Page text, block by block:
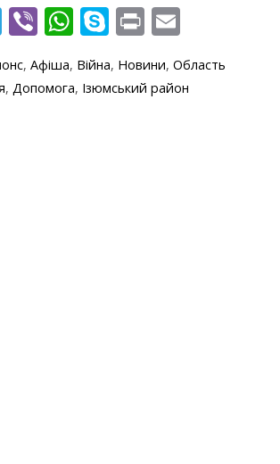
T
e
gr
Vi
b
er
W
h
at
s
S
y
Pr
t
m
ai
, Афіша, Війна, Новини, Область
, Допомога, Ізюмський район